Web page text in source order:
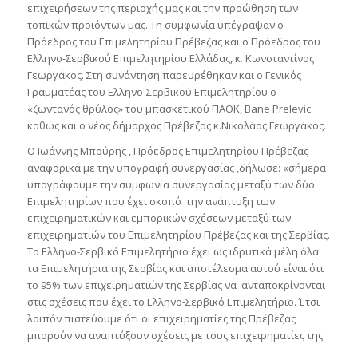
επιχειρήσεων της περιοχής μας και την προώθηση των
τοπικών προϊόντων μας. Τη συμφωνία υπέγραψαν ο
Πρόεδρος του Επιμελητηρίου Πρέβεζας και ο Πρόεδρος του
Ελληνο-Σερβικού Επιμελητηρίου Ελλάδας, κ. Κωνσταντίνος
Γεωργάκος. Στη συνάντηση παρευρέθηκαν και ο Γενικός
Γραμματέας του Ελληνο-Σερβικού Επιμελητηρίου ο
«ζωντανός θρύλος» του μπασκετικού ΠΑΟΚ, Bane Prelevic
καθώς και ο νέος δήμαρχος Πρέβεζας κ.Νικολάος Γεωργάκος.
Ο Ιωάννης Μπούρης , Πρόεδρος Επιμελητηρίου Πρέβεζας
αναφορικά με την υπογραφή συνεργασίας ,δήλωσε: «σήμερα
υπογράφουμε την συμφωνία συνεργασίας μεταξύ των δύο
Επιμελητηρίων που έχει σκοπό την ανάπτυξη των
επιχειρηματικών και εμπορικών σχέσεων μεταξύ των
επιχειρηματιών του Επιμελητηρίου Πρέβεζας και της Σερβίας.
Το Ελληνο-Σερβικό Επιμελητήριο έχει ως ιδρυτικά μέλη όλα
τα Επιμελητήρια της Σερβίας και αποτέλεσμα αυτού είναι ότι
το 95% των επιχειρηματιών της Σερβίας να ανταποκρίνονται
στις σχέσεις που έχει το Ελληνο-Σερβικό Επιμελητήριο. Έτσι
λοιπόν πιστεύουμε ότι οι επιχειρηματίες της Πρέβεζας
μπορούν να αναπτύξουν σχέσεις με τους επιχειρηματίες της